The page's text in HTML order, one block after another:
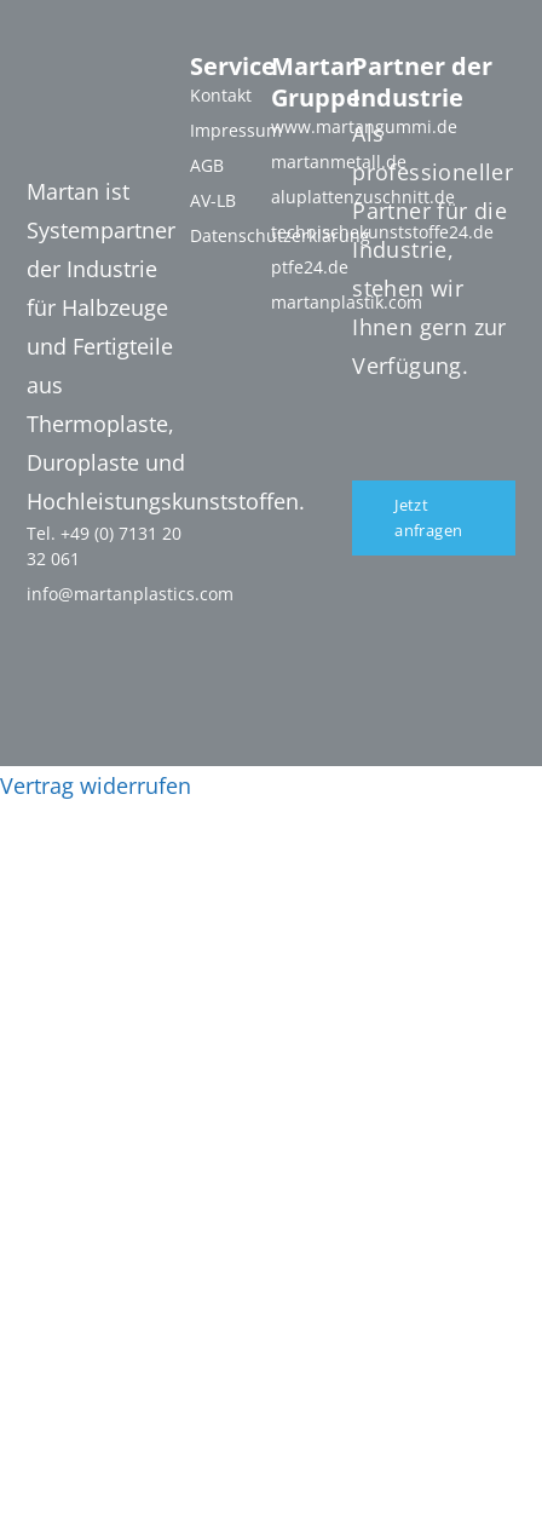
Martan ist
Systempartner
der Industrie
für Halbzeuge
und Fertigteile
aus
Thermoplaste,
Duroplaste und
Hochleistungskunststoffen.
Tel. +49 (0) 7131 20
32 061
info@martanplastics.com
Martan
Gruppe
www.martangummi.de
martanmetall.de
aluplattenzuschnitt.de
technischekunststoffe24.de
ptfe24.de
martanplastik.com
Service
Kontakt
Impressum
AGB
AV-LB
Datenschutzerklärung
Partner der
Industrie
Als
professioneller
Partner für die
Industrie,
stehen wir
Ihnen gern zur
Verfügung.
Jetzt
anfragen
Vertrag widerrufen